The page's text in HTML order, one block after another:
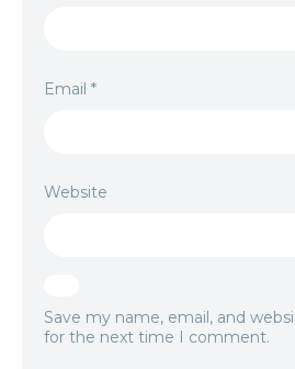
Email *
Website
Save my name, email, and
for the next time I comment.